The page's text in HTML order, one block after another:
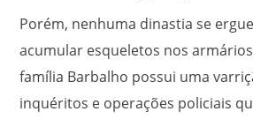
Porém, nenhuma dinastia se
acumular esqueletos nos
família Barbalho possui uma
inquéritos e operações policiais